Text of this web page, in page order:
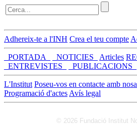
Adhereix-te a l'INH Crea el teu compte
_PORTADA_ _NOTICIES_ Articles
_ENTREVISTES_
_PUBLICACIONS_
L'Institut Poseu-vos en contacte amb
Programació d'actes Avís legal
© 2026 Fundació Institut